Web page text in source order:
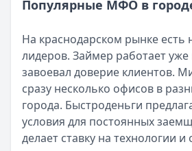
Читать новость
Кратко:В III квартале 2025 года
Опубликовано:5 декабря 2025 г.
Категория:МФО
Читать новость
57 сервисов микрозаймов через
Кратко:Авторизация через
Опубликовано:23 ноября 2025 г.
Популярные МФО в
На краснодарском рынке есть
лидеров. Займер работает
завоевал доверие клиентов.
сразу несколько офисов в
города. Быстроденьги
условия для постоянных
делает ставку на технологии